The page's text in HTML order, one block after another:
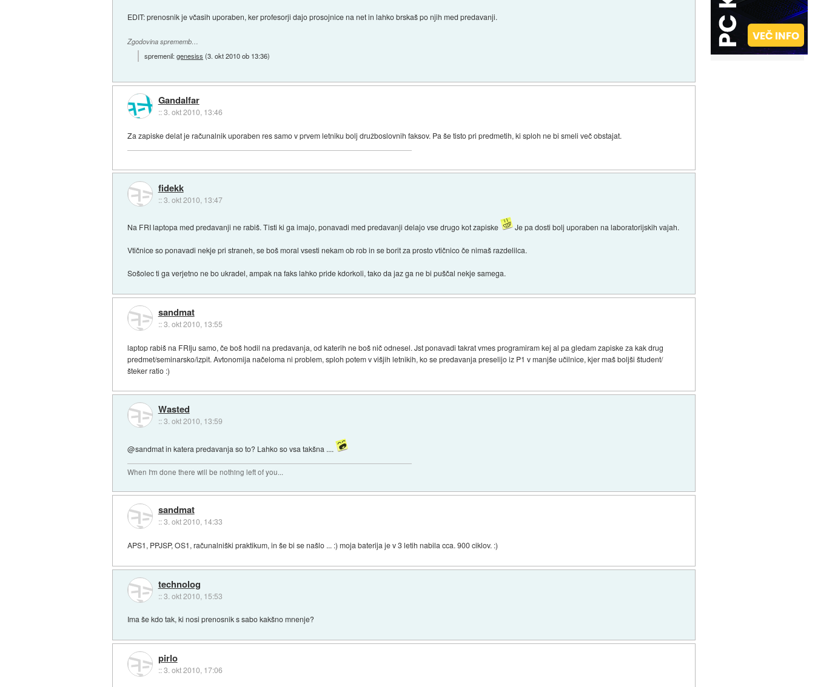
EDIT: prenosnik je včasih uporaben, ker profesorji dajo prosojnice na net in lahko brskaš po njih med predavanji.
Zgodovina sprememb…
spremenil:genesiss (3. okt 2010 ob 13:36)
Gandalfar
::3. okt 2010, 13:46
Za zapiske delat je računalnik uporaben res samo v prvem letniku bolj družboslovnih faksov. Pa še tisto pri predmetih, ki sploh ne bi smeli več obstajat.
fidekk
::3. okt 2010, 13:47
Na FRI laptopa med predavanji ne rabiš. Tisti ki ga imajo, ponavadi med predavanji delajo vse drugo kot zapiske Je pa dosti bolj uporaben na laboratorijskih vajah.
Vtičnice so ponavadi nekje pri straneh, se boš moral vsesti nekam ob rob in se borit za prosto vtičnico če nimaš razdelilca.
Sošolec ti ga verjetno ne bo ukradel, ampak na faks lahko pride kdorkoli, tako da jaz ga ne bi puščal nekje samega.
sandmat
::3. okt 2010, 13:55
laptop rabiš na FRIju samo, če boš hodil na predavanja, od katerih ne boš nič odnesel. Jst ponavadi takrat vmes programiram kej al pa gledam zapiske za kak drug
predmet/seminarsko/izpit. Avtonomija načeloma ni problem, sploh potem v višjih letnikih, ko se predavanja preselijo iz P1 v manjše učilnice, kjer maš boljši študent/
šteker ratio :)
Wasted
::3. okt 2010, 13:59
@sandmat in katera predavanja so to? Lahko so vsa takšna ....
When I'm done there will be nothing left of you...
sandmat
::3. okt 2010, 14:33
APS1, PPJSP, OS1, računalniški praktikum, in še bi se našlo ... :) moja baterija je v 3 letih nabila cca. 900 ciklov. :)
technolog
::3. okt 2010, 15:53
Ima še kdo tak, ki nosi prenosnik s sabo kakšno mnenje?
pirlo
::3. okt 2010, 17:06